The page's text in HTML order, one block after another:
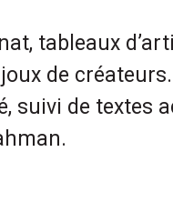
tableaux
de
suivi de textes